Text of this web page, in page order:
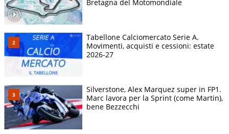
Bretagna del Motomondiale
Tabellone Calciomercato Serie A.
Movimenti, acquisti e cessioni: estate
2026-27
Silverstone, Alex Marquez super in FP1.
Marc lavora per la Sprint (come Martin),
bene Bezzecchi